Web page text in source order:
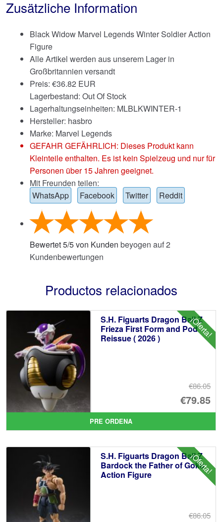
Zusätzliche Information
Black Widow Marvel Legends Winter Soldier Action
Figure
Alle Artikel werden aus unserem Lager in
Großbritannien versandt
Preis: €36.82 EUR
Lagerbestand: Out Of Stock
Lagerhaltungseinheiten: MLBLKWINTER-1
Hersteller: hasbro
Marke: Marvel Legends
GEFAHR GEFÄHRLICH: Dieses Produkt kann
Kleinteile enthalten. Es ist kein Spielzeug und nur für
Personen über 15 Jahren geeignet.
Mit Freunden teilen:
WhatsApp
Facebook Twitter Reddit
Bewertet5/5von Kunden beyogen auf2
Kundenbewertungen
Productos relacionados
¡Oferta!
S.H. Figuarts Dragon Ball Z
Frieza First Form and Pod
Reissue ( 2026 )
€86.05
El
€79.85
El
PRE ORDENA
¡Oferta!
S.H. Figuarts Dragon Ball Z
Bardock the Father of Goku
Action Figure
€86.05